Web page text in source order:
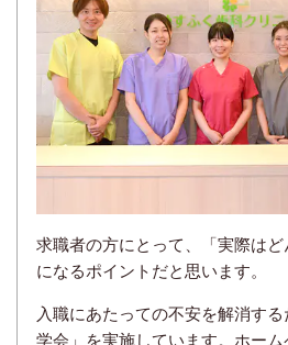
求職者の方にとって、「実際は
になるポイントだと思います。
入職にあたっての不安を解消す
学会」を実施しています。ホー